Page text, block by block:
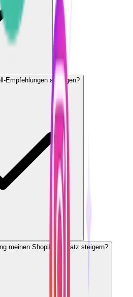
Empfehlungen anzeigen?
meinen Shopify-Umsatz steigern?